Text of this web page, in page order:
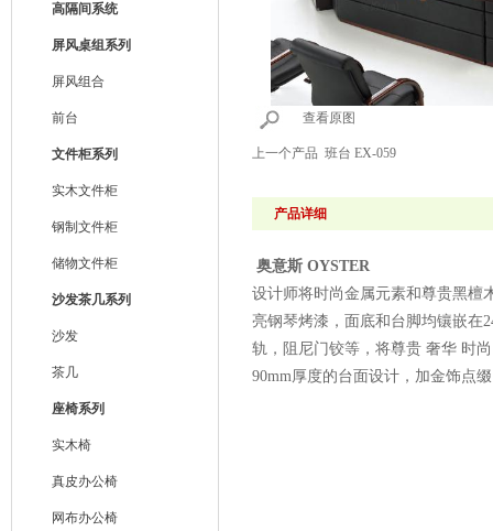
高隔间系统
屏风桌组系列
屏风组合
前台
文件柜系列
实木文件柜
钢制文件柜
储物文件柜
沙发茶几系列
沙发
茶几
座椅系列
实木椅
真皮办公椅
网布办公椅
查看原图
上一个产品 班台 EX-059
产品详细
奥意斯 OYSTER
设计师将时尚金属元素和尊贵黑檀
亮钢琴烤漆，面底和台脚均镶嵌在
轨，阻尼门铰等，将尊贵 奢华 时
90mm厚度的台面设计，加金饰点